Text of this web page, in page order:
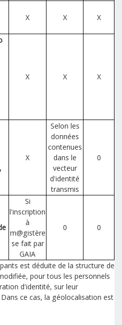
X X X
X X X
X
Selon les
données
contenues
dans le
vecteur
d'identité
transmis
0
Si
l'inscription
à
m@gistère
se fait par
GAIA
0 0
est déduite de la structure de
pour tous les personnels
d'identité, sur leur
ce cas, la géolocalisation est